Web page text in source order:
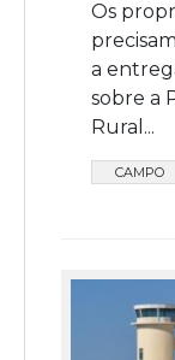
Os
a
sobre a
Rural...
CAMPO